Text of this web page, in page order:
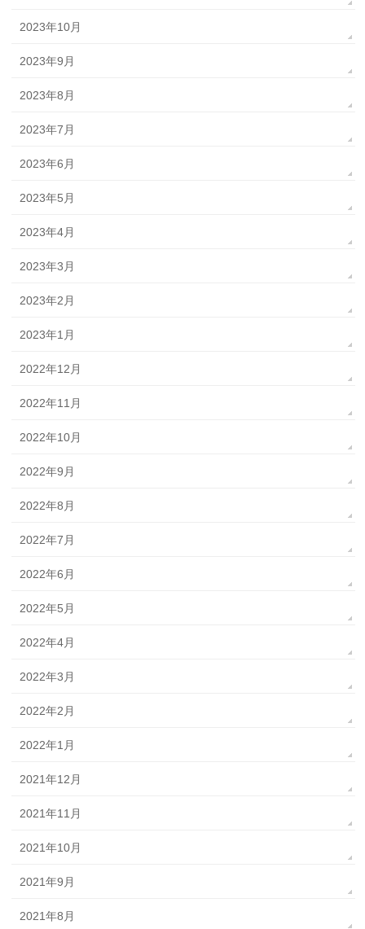
2023年10月
2023年9月
2023年8月
2023年7月
2023年6月
2023年5月
2023年4月
2023年3月
2023年2月
2023年1月
2022年12月
2022年11月
2022年10月
2022年9月
2022年8月
2022年7月
2022年6月
2022年5月
2022年4月
2022年3月
2022年2月
2022年1月
2021年12月
2021年11月
2021年10月
2021年9月
2021年8月